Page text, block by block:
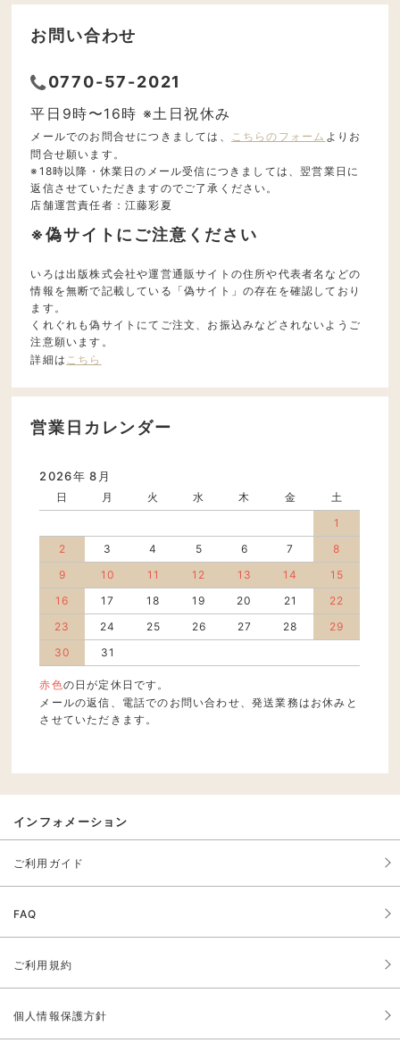
お問い合わせ
0770-57-2021
平日9時〜16時 ※土日祝休み
メールでのお問合せにつきましては、 こちらのフォーム よりお
問合せ願います。
※18時以降・休業日のメール受信につきましては、翌営業日に
返信させていただきますのでご了承ください。
店舗運営責任者：江藤彩夏
※偽サイトにご注意ください
いろは出版株式会社や運営通販サイトの住所や代表者名などの
情報を無断で記載している「偽サイト」の存在を確認しており
ます。
くれぐれも偽サイトにてご注文、お振込みなどされないようご
注意願います。
詳細は こちら
営業日カレンダー
2026年 8月
日 月 火 水 木 金
土
1
2
3 4 5 6 7
8
9
10 11 12 13 14
15
16
17 18 19 20 21
22
23
24 25 26 27 28
29
30
31
赤色の日が定休日です。
メールの返信、電話でのお問い合わせ、発送業務はお休みと
させていただきます。
インフォメーション
ご利用ガイド
FAQ
ご利用規約
個人情報保護方針